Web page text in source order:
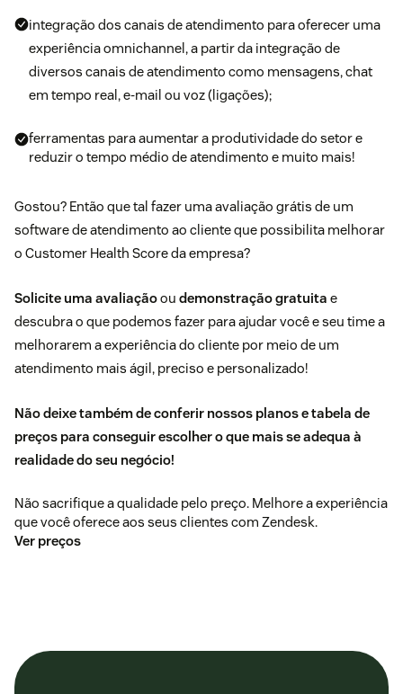
integração dos canais de atendimento para oferecer uma
experiência omnichannel, a partir da integração de
diversos canais de atendimento como mensagens, chat
em tempo real, e-mail ou voz (ligações);
ferramentas para aumentar a produtividade do setor e
reduzir o tempo médio de atendimento e muito mais!
Gostou? Então que tal fazer uma avaliação grátis de um
software de atendimento ao cliente que possibilita melhorar
o Customer Health Score da empresa?
Solicite uma avaliaçãoou demonstração gratuita e
descubra o que podemos fazer para ajudar você e seu time a
melhorarem a experiência do cliente por meio de um
atendimento mais ágil, preciso e personalizado!
Não deixe também de conferir nossos planos e tabela de
preços para conseguir escolher o que mais se adequa à
realidade do seu negócio!
Não sacrifique a qualidade pelo preço. Melhore a experiência
que você oferece aos seus clientes com Zendesk.
Ver preços